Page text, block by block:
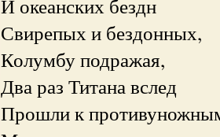
Свирепых и бездонных,
Колумбу подражая,
Два раз Титана вслед
Прошли к